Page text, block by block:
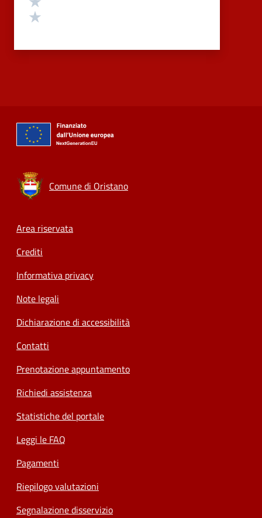
Comune di Oristano
Footer menu
Area riservata
Crediti
Informativa privacy
Note legali
Dichiarazione di accessibilità
Contatti
Prenotazione appuntamento
Richiedi assistenza
Statistiche del portale
Leggi le FAQ
Pagamenti
Riepilogo valutazioni
Segnalazione disservizio